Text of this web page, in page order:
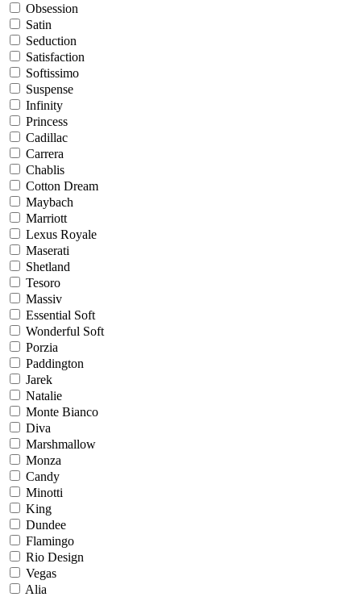
Obsession
Satin
Seduction
Satisfaction
Softissimo
Suspense
Infinity
Princess
Cadillac
Carrera
Chablis
Cotton Dream
Maybach
Marriott
Lexus Royale
Maserati
Shetland
Tesoro
Massiv
Essential Soft
Wonderful Soft
Porzia
Paddington
Jarek
Natalie
Monte Bianco
Diva
Marshmallow
Monza
Candy
Minotti
King
Dundee
Flamingo
Rio Design
Vegas
Alia